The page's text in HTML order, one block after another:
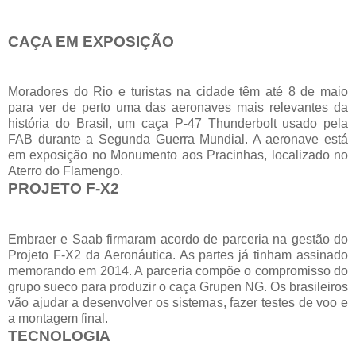
CAÇA EM EXPOSIÇÃO
Moradores do Rio e turistas na cidade têm até 8 de maio
para ver de perto uma das aeronaves mais relevantes da
história do Brasil, um caça P-47 Thunderbolt usado pela
FAB durante a Segunda Guerra Mundial. A aeronave está
em exposição no Monumento aos Pracinhas, localizado no
Aterro do Flamengo.
PROJETO F-X2
Embraer e Saab firmaram acordo de parceria na gestão do
Projeto F-X2 da Aeronáutica. As partes já tinham assinado
memorando em 2014. A parceria compõe o compromisso do
grupo sueco para produzir o caça Grupen NG. Os brasileiros
vão ajudar a desenvolver os sistemas, fazer testes de voo e
a montagem final.
TECNOLOGIA